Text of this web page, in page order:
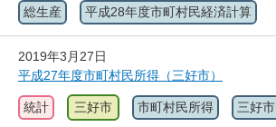
総生産 平成28年度市町村民経済計算
2019年3月27日
平成27年度市町村民所得（三好市）
統計 三好市 市町村民所得 三好市